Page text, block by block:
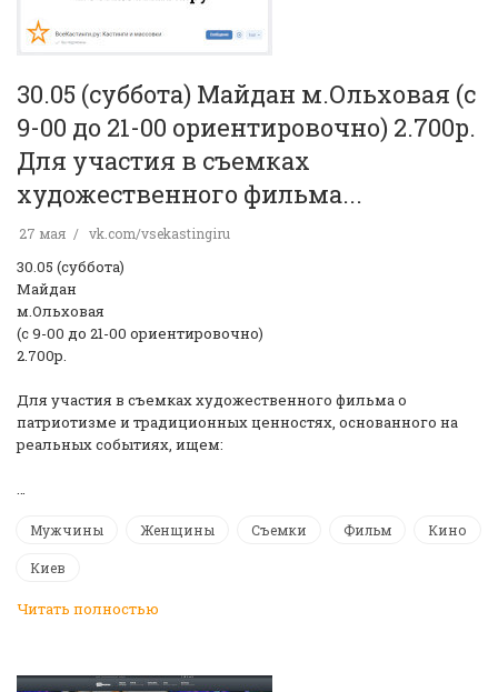
30.05 (суббота) Майдан м.Ольховая (с
9-00 до 21-00 ориентировочно) 2.700р.
Для участия в съемках
художественного фильма...
27 мая vk.com/vsekastingiru
30.05 (суббота)
Майдан
м.Ольховая
(с 9-00 до 21-00 ориентировочно)
2.700р.
Для участия в съемках художественного фильма о
патриотизме и традиционных ценностях, основанного на
реальных событиях, ищем:
Мужчины Женщины Съемки Фильм Кино
Киев
Читать полностью